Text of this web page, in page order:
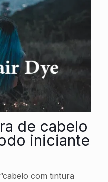
de cabelo
iniciante
com tintura